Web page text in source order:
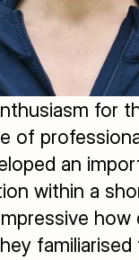
for
of
an
within a
how
familiarised